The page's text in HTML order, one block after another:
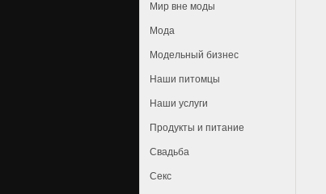
Мир вне моды
Мода
Модельный бизнес
Наши питомцы
Наши услуги
Продукты и питание
Свадьба
Секс